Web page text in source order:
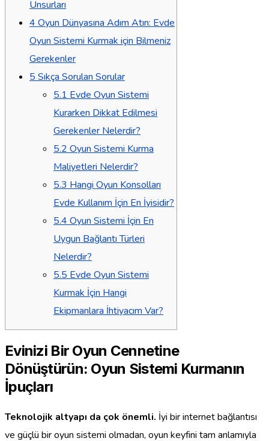
Unsurları
4 Oyun Dünyasına Adım Atın: Evde
Oyun Sistemi Kurmak için Bilmeniz
Gerekenler
5 Sıkça Sorulan Sorular
5.1 Evde Oyun Sistemi
Kurarken Dikkat Edilmesi
Gerekenler Nelerdir?
5.2 Oyun Sistemi Kurma
Maliyetleri Nelerdir?
5.3 Hangi Oyun Konsolları
Evde Kullanım İçin En İyisidir?
5.4 Oyun Sistemi İçin En
Uygun Bağlantı Türleri
Nelerdir?
5.5 Evde Oyun Sistemi
Kurmak İçin Hangi
Ekipmanlara İhtiyacım Var?
Evinizi Bir Oyun Cennetine
Dönüştürün: Oyun Sistemi Kurmanın
İpuçları
Teknolojik altyapı da çok önemli. İyi bir internet bağlantısı
ve güçlü bir oyun sistemi olmadan, oyun keyfini tam anlamıyla